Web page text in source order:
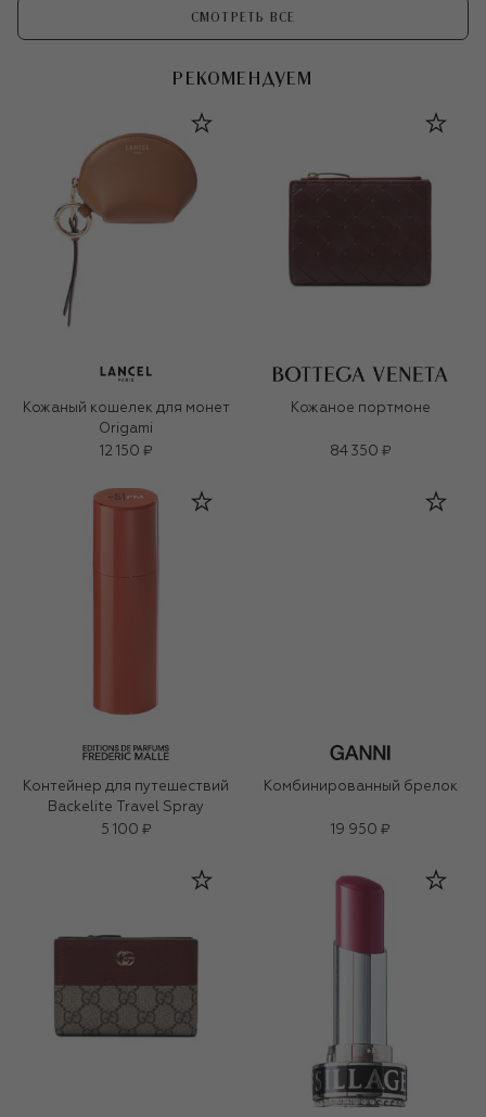
СМОТРЕТЬ ВСЕ
РЕКОМЕНДУЕМ
Кожаный кошелек для монет
Origami
12 150 ₽
Кожаное портмоне
84 350 ₽
Контейнер для путешествий
Backelite Travel Spray
5 100 ₽
Комбинированный брелок
19 950 ₽